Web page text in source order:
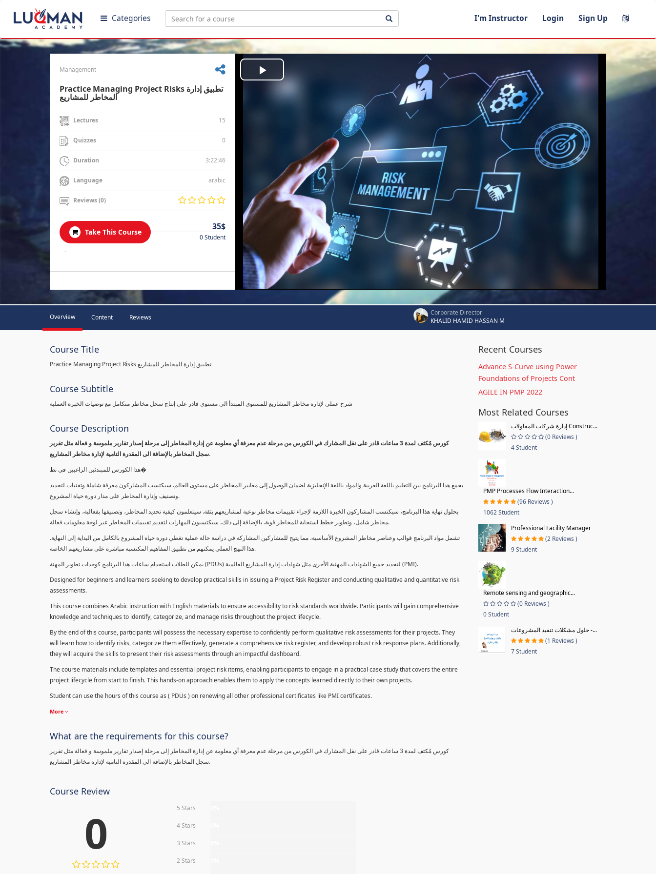
Categories I'm Instructor Login Sign Up
Management
Practice Managing Project Risks تطبيق إدارة
المخاطر للمشاريع
Lectures 15
Quizzes 0
Duration 3:22:46
Language arabic
Reviews (0)
Take This Course
35$
0 Student
.
Play
Video
Overview Content Reviews
Corporate Director
KHALID HAMID HASSAN M
Course Title
Practice Managing Project Risks تطبيق إدارة المخاطر للمشاريع
Course Subtitle
شرح عملي لإدارة مخاطر المشاريع للمستوى المبتدأ الى مستوى قادر على إنتاج سجل مخاطر متكامل مع توصيات الخبرة العملية
Course Description
كورس مٌكثف لمدة 3 ساعات قادر على نقل المشارك في الكورس من مرحلة عدم معرفة أي معلومة عن إدارة المخاطر إلى مرحلة إصدار تقارير ملموسة و فعالة مثل تقرير
سجل المخاطر بالإضافة الى المقدرة التامية لإدارة مخاطر المشاريع.
هذا الكورس للمبتدئين الراغبين في تط�
يجمع هذا البرنامج بين التعليم باللغة العربية والمواد باللغة الإنجليزية لضمان الوصول إلى معايير المخاطر على مستوى العالم. سيكتسب المشاركون معرفة شاملة وتقنيات لتحديد
وتصنيف وإدارة المخاطر على مدار دورة حياة المشروع.
بحلول نهاية هذا البرنامج، سيكتسب المشاركون الخبرة اللازمة لإجراء تقييمات مخاطر نوعية لمشاريعهم بثقة. سيتعلمون كيفية تحديد المخاطر، وتصنيفها بفعالية، وإنشاء سجل
مخاطر شامل، وتطوير خطط استجابة للمخاطر قوية. بالإضافة إلى ذلك، سيكتسبون المهارات لتقديم تقييمات المخاطر عبر لوحة معلومات فعالة.
تشمل مواد البرنامج قوالب وعناصر مخاطر المشروع الأساسية، مما يتيح للمشاركين المشاركة في دراسة حالة عملية تغطي دورة حياة المشروع بالكامل من البداية إلى النهاية.
هذا النهج العملي يمكنهم من تطبيق المفاهيم المكتسبة مباشرة على مشاريعهم الخاصة.
يمكن للطلاب استخدام ساعات هذا البرنامج كوحدات تطوير المهنة (PDUs) لتجديد جميع الشهادات المهنية الأخرى مثل شهادات إدارة المشاريع العالمية (PMI).
Designed for beginners and learners seeking to develop practical skills in issuing a Project Risk Register and conducting qualitative and quantitative risk
assessments.
This course combines Arabic instruction with English materials to ensure accessibility to risk standards worldwide. Participants will gain comprehensive
knowledge and techniques to identify, categorize, and manage risks throughout the project lifecycle.
By the end of this course, participants will possess the necessary expertise to confidently perform qualitative risk assessments for their projects. They
will learn how to identify risks, categorize them effectively, generate a comprehensive risk register, and develop robust risk response plans. Additionally,
they will acquire the skills to present their risk assessments through an impactful dashboard.
The course materials include templates and essential project risk items, enabling participants to engage in a practical case study that covers the entire
project lifecycle from start to finish. This hands-on approach enables them to apply the concepts learned directly to their own projects.
Student can use the hours of this course as ( PDUs ) on renewing all other professional certificates like PMI certificates.
More
What are the requirements for this course?
كورس مٌكثف لمدة 3 ساعات قادر على نقل المشارك في الكورس من مرحلة عدم معرفة أي معلومة عن إدارة المخاطر إلى مرحلة إصدار تقارير ملموسة و فعالة مثل تقرير
سجل المخاطر بالإضافة الى المقدرة التامية لإدارة مخاطر المشاريع.
Course Review
0 5 Stars
4 Stars
3 Stars
2 Stars
Recent Courses
Advance S-Curve using Power
Foundations of Projects Cont
AGILE IN PMP 2022
Most Related Courses
إدارة شركات المقاولات Construc...
(0 Reviews )
4 Student
PMP Processes Flow Interaction...
(96 Reviews )
1062 Student
Professional Facility Manager
(2 Reviews )
9 Student
Remote sensing and geographic...
(0 Reviews )
0 Student
حلول مشكلات تنفيذ المشروعات -...
(1 Reviews )
7 Student